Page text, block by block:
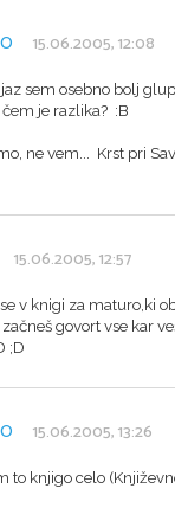
15.06.2005, 12:08
sem osebno bolj
je razlika? :B
ne vem... Krst pri
15.06.2005, 12:57
v knigi za maturo,ki
govort vse kar
;D
15.06.2005, 13:26
to knjigo celo